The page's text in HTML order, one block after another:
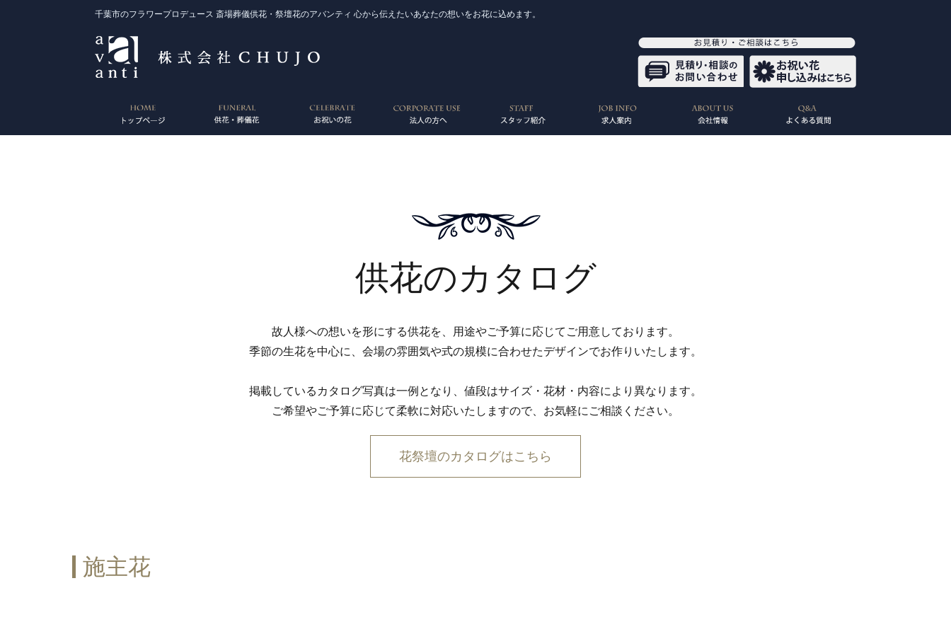
千葉市のフラワープロデュース 斎場葬儀供花・祭壇花のアバンティ 心から伝えたいあなたの想いをお花に込めます。
供花のカタログ
故人様への想いを形にする供花を、用途やご予算に応じてご用意しております。
季節の生花を中心に、会場の雰囲気や式の規模に合わせたデザインでお作りいたします。
掲載しているカタログ写真は一例となり、値段はサイズ・花材・内容により異なります。
ご希望やご予算に応じて柔軟に対応いたしますので、お気軽にご相談ください。
花祭壇のカタログはこちら
施主花